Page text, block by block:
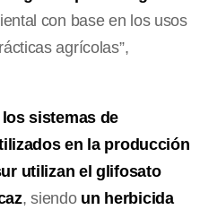
con base en los usos
agrícolas”,
los sistemas de
en la producción
utilizan el glifosato
, siendo un herbicida